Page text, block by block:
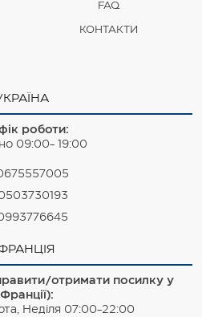
FAQ
КОНТАКТИ
роботи:
09:00- 19:00
отримати посилку у
Франції):
Неділя 07:00-22:00